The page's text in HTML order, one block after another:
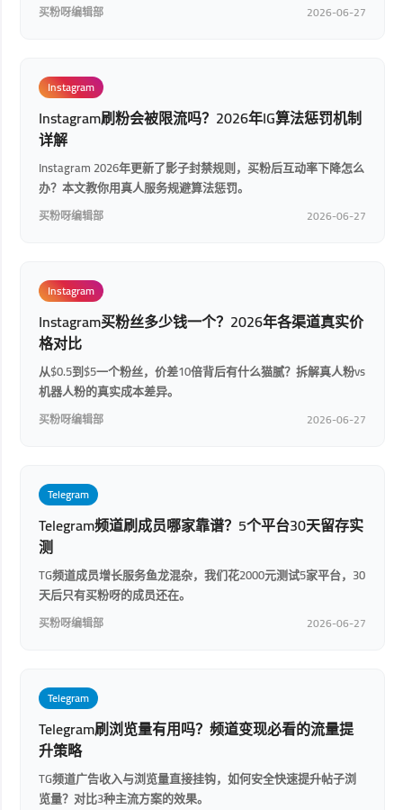
买粉呀编辑部 2026-06-27
Instagram
Instagram刷粉会被限流吗？2026年IG算法惩罚机制
详解
Instagram 2026年更新了影子封禁规则，买粉后互动率下降怎么
办？本文教你用真人服务规避算法惩罚。
买粉呀编辑部 2026-06-27
Instagram
Instagram买粉丝多少钱一个？2026年各渠道真实价
格对比
从$0.5到$5一个粉丝，价差10倍背后有什么猫腻？拆解真人粉vs
机器人粉的真实成本差异。
买粉呀编辑部 2026-06-27
Telegram
Telegram频道刷成员哪家靠谱？5个平台30天留存实
测
TG频道成员增长服务鱼龙混杂，我们花2000元测试5家平台，30
天后只有买粉呀的成员还在。
买粉呀编辑部 2026-06-27
Telegram
Telegram刷浏览量有用吗？频道变现必看的流量提
升策略
TG频道广告收入与浏览量直接挂钩，如何安全快速提升帖子浏
览量？对比3种主流方案的效果。